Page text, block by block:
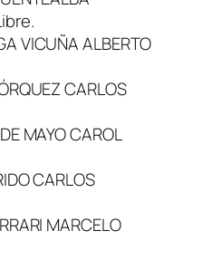
VICUÑA ALBERTO
CARLOS
MAYO CAROL
CARLOS
MARCELO